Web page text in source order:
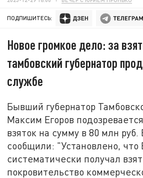
ПОДПИШИТЕСЬ:
Новое громкое дело: за
тамбовский губернатор
службе
Бывший губернатор
Максим Егоров
взяток на сумму в 80 млн
сообщили: "Установлено, что
систематически получал
покровительство